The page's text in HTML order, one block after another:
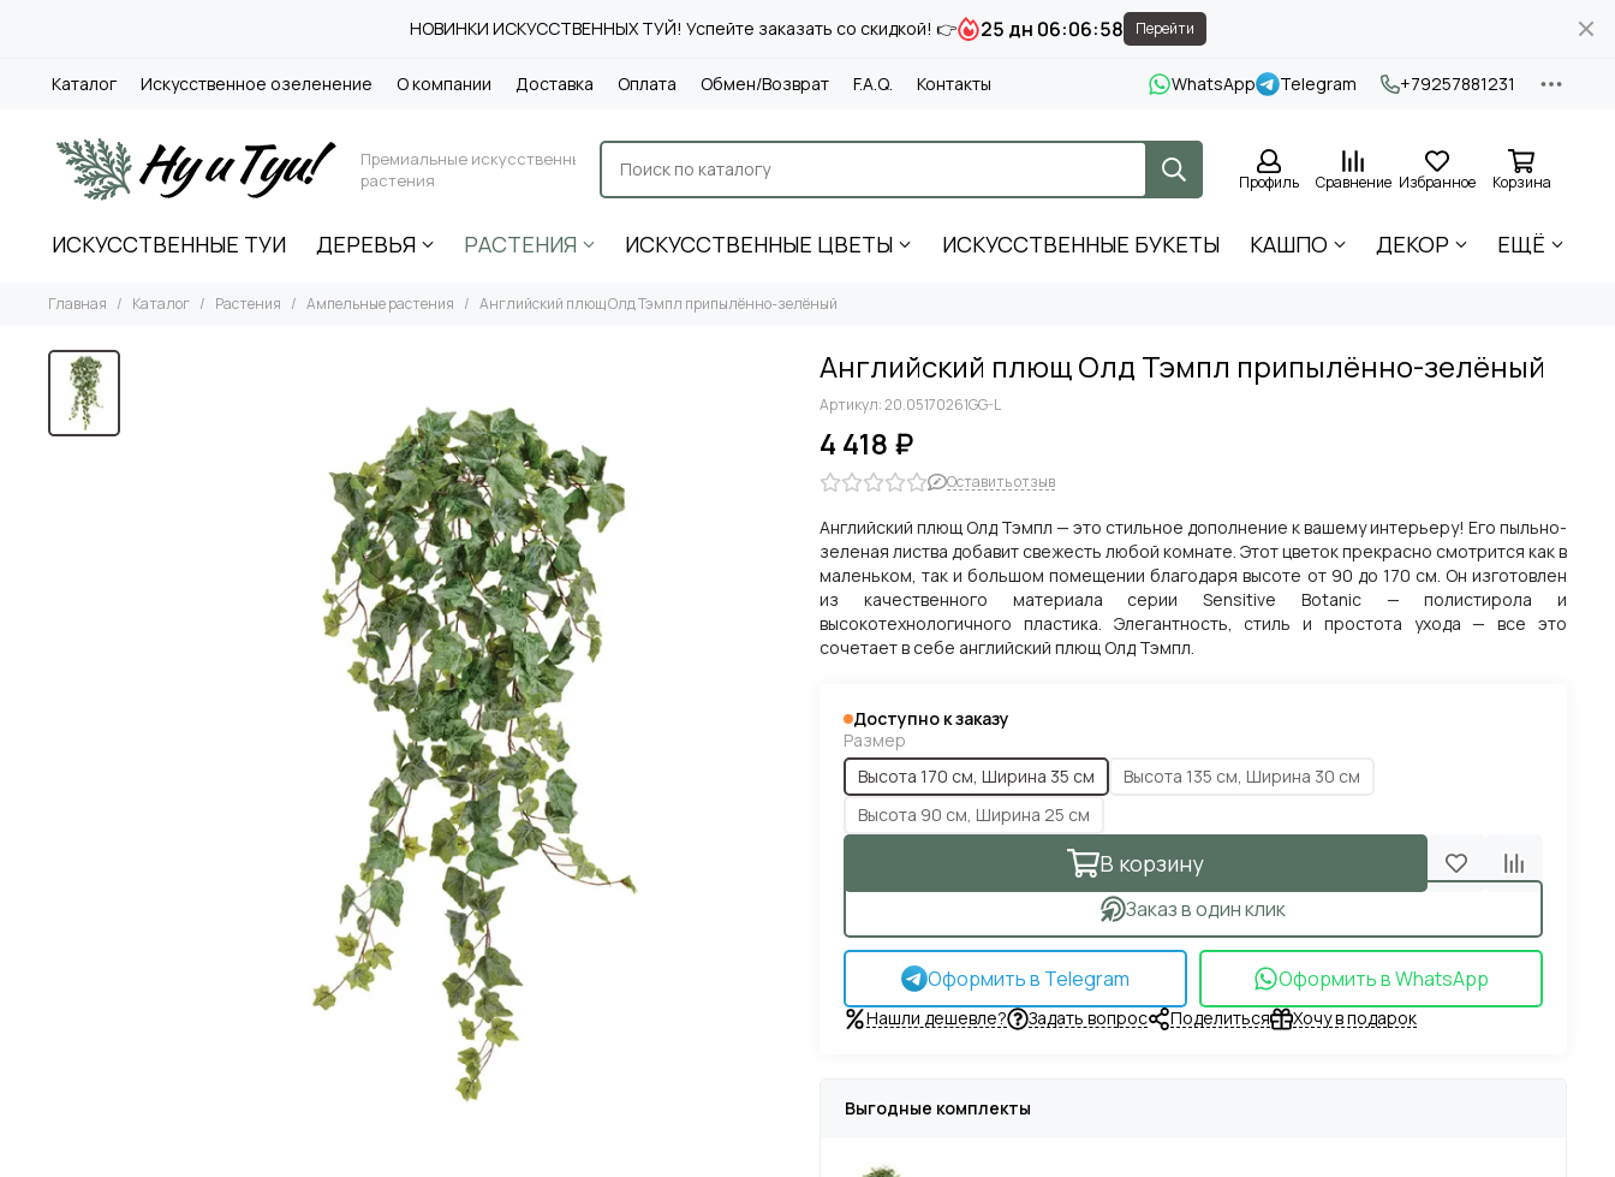
НОВИНКИ ИСКУССТВЕННЫХ ТУЙ! Успейте заказать со скидкой! 👉 25 дн 06:06:58 Перейти
Каталог Искусственное озеленение О компании Доставка Оплата Обмен/Возврат F.A.Q. Контакты WhatsApp Telegram +79257881231
Премиальные искусственные
растения
Профиль Сравнение Избранное Корзина
ИСКУССТВЕННЫЕ ТУИ ДЕРЕВЬЯ РАСТЕНИЯ ИСКУССТВЕННЫЕ ЦВЕТЫ ИСКУССТВЕННЫЕ БУКЕТЫ КАШПО ДЕКОР ЕЩЁ
Главная Каталог Растения Ампельные растения Английский плющ Олд Тэмпл припылённо-зелёный
Английский плющ Олд Тэмпл припылённо-зелёный
Артикул:20.05170261GG-L
4 418 ₽
Оставить отзыв
Английский плющ Олд Тэмпл — это стильное дополнение к вашему интерьеру! Его пыльно-
зеленая листва добавит свежесть любой комнате. Этот цветок прекрасно смотрится как в
маленьком, так и большом помещении благодаря высоте от 90 до 170 см. Он изготовлен
из качественного материала серии Sensitive Botanic — полистирола и
высокотехнологичного пластика. Элегантность, стиль и простота ухода — все это
сочетает в себе английский плющ Олд Тэмпл.
Доступно к заказу
Размер
Высота 170 см, Ширина 35 см
Высота 135 см, Ширина 30 см
Высота 90 см, Ширина 25 см
В корзину
Заказ в один клик
Оформить в Telegram Оформить в WhatsApp
Нашли дешевле? Задать вопрос Поделиться Хочу в подарок
Выгодные комплекты